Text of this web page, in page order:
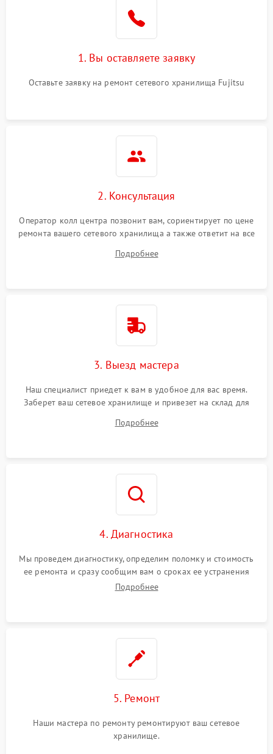
1. Вы оставляете заявку
Оставьте заявку на ремонт сетевого хранилища Fujitsu
2. Консультация
Оператор колл центра позвонит вам, сориентирует по цене
ремонта вашего сетевого хранилища а также ответит на все
Подробнее
3. Выезд мастера
Наш специалист приедет к вам в удобное для вас время.
Заберет ваш сетевое хранилище и привезет на склад для
Подробнее
4. Диагностика
Мы проведем диагностику, определим поломку и стоимость
ее ремонта и сразу сообщим вам о сроках ее устранения
Подробнее
5. Ремонт
Наши мастера по ремонту ремонтируют ваш сетевое
хранилище.